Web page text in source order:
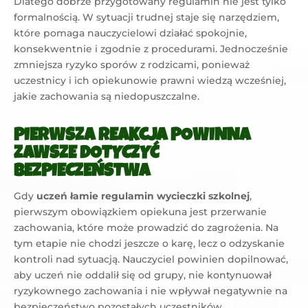
formalnością. W sytuacji trudnej staje się narzędziem,
które pomaga nauczycielowi działać spokojnie,
konsekwentnie i zgodnie z procedurami. Jednocześnie
zmniejsza ryzyko sporów z rodzicami, ponieważ
uczestnicy i ich opiekunowie prawni wiedzą wcześniej,
jakie zachowania są niedopuszczalne.
PIERWSZA REAKCJA POWINNA
ZAWSZE DOTYCZYĆ
BEZPIECZEŃSTWA
Gdy uczeń łamie regulamin wycieczki szkolnej,
pierwszym obowiązkiem opiekuna jest przerwanie
zachowania, które może prowadzić do zagrożenia. Na
tym etapie nie chodzi jeszcze o karę, lecz o odzyskanie
kontroli nad sytuacją. Nauczyciel powinien dopilnować,
aby uczeń nie oddalił się od grupy, nie kontynuował
ryzykownego zachowania i nie wpływał negatywnie na